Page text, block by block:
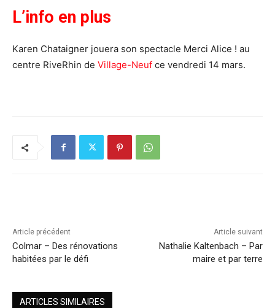
L’info en plus
Karen Chataigner jouera son spectacle Merci Alice ! au
centre RiveRhin de Village-Neuf ce vendredi 14 mars.
Article précédent
Colmar – Des rénovations
habitées par le défi
Article suivant
Nathalie Kaltenbach – Par
maire et par terre
ARTICLES SIMILAIRES